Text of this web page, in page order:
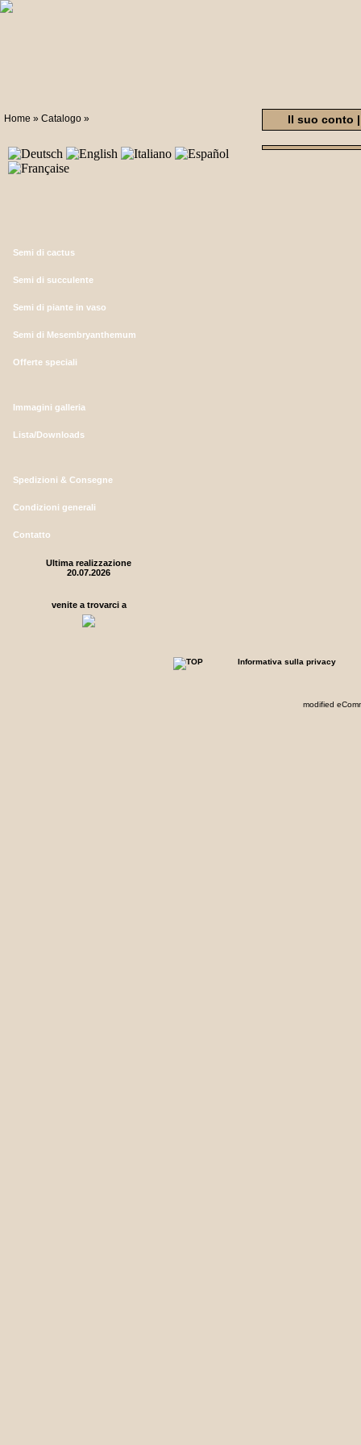
Home » Catalogo » Il suo conto
Semi di cactus
Semi di succulente
Semi di piante in vaso
Semi di Mesembryanthemum
Offerte speciali
Immagini galleria
Lista/Downloads
Spedizioni & Consegne
Condizioni generali
Contatto
Ultima realizzazione
20.07.2026
venite a trovarci a
Informativa sulla privacy
modified